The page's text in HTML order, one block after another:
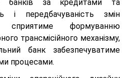
банків за кредитами та
і передбачуваність змін
сприятиме формуванню
трансмісійного механізму,
банк забезпечуватиме
процесами.